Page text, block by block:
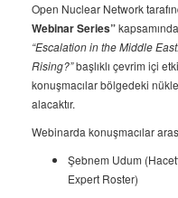
Open Nuclear Network
Webinar Series”
“Escalation in the Middle
Rising?”başlıklı çevrim içi
konuşmacılar bölgedeki
alacaktır.
Webinarda konuşmacılar
Şebnem Udum
Expert Roster)